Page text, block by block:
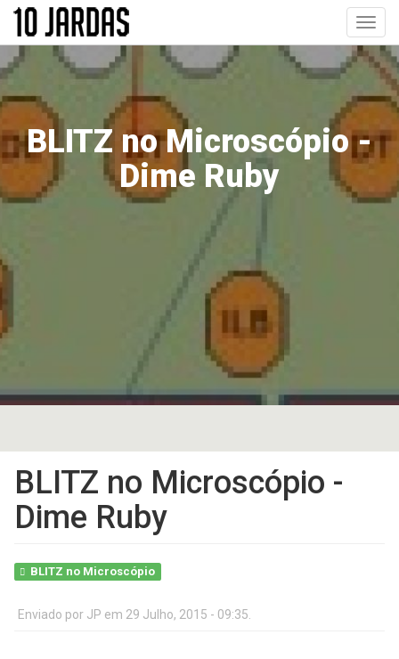
Pular
o
conteúdo
principal
BLITZ no Microscópio -
Dime Ruby
BLITZ no Microscópio -
Dime Ruby
BLITZ no Microscópio
Enviado por JP em 29 Julho, 2015 - 09:35.